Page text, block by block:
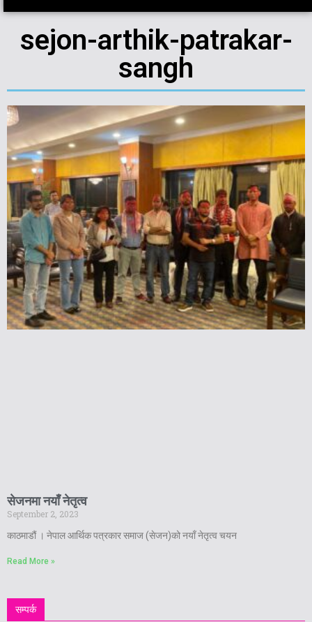
sejon-arthik-patrakar-
sangh
सेजनमा नयाँ नेतृत्व
September 2, 2023
काठमाडौं । नेपाल आर्थिक पत्रकार समाज (सेजन)को नयाँ नेतृत्व चयन
Read More »
सम्पर्क